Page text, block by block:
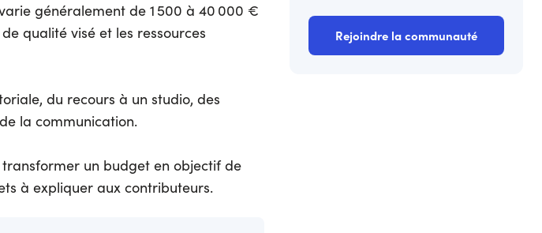
généralement de 1 500 à 40 000 €
qualité visé et les ressources
du recours à un studio, des
la communication.
transformer un budget en objectif de
à expliquer aux contributeurs.
Rejoindre la communauté